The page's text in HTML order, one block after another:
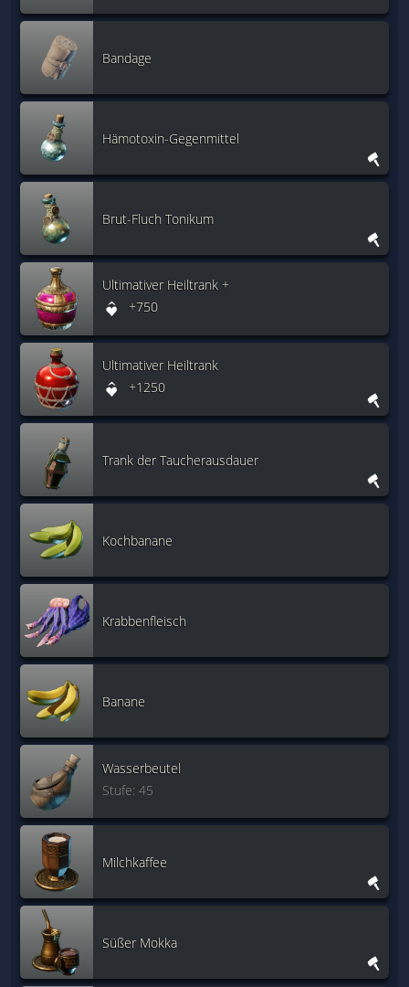
Bandage
Hämotoxin-Gegenmittel
Brut-Fluch Tonikum
Ultimativer Heiltrank +
+750
Ultimativer Heiltrank
+1250
Trank der Taucherausdauer
Kochbanane
Krabbenfleisch
Banane
Wasserbeutel
Stufe: 45
Milchkaffee
Süßer Mokka